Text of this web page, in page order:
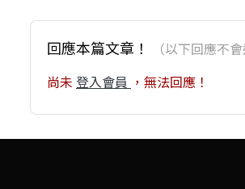
回應本篇文章！ （以下回應不
尚未 登入會員 ，無法回應！